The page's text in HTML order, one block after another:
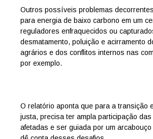
Outros possíveis problemas
para energia de baixo carbono em um
reguladores enfraquecidos ou
desmatamento, poluição e acirramento
agrários e dos conflitos internos nas
por exemplo.
O relatório aponta que para a transição
justa, precisa ter ampla participação
afetadas e ser guiada por um